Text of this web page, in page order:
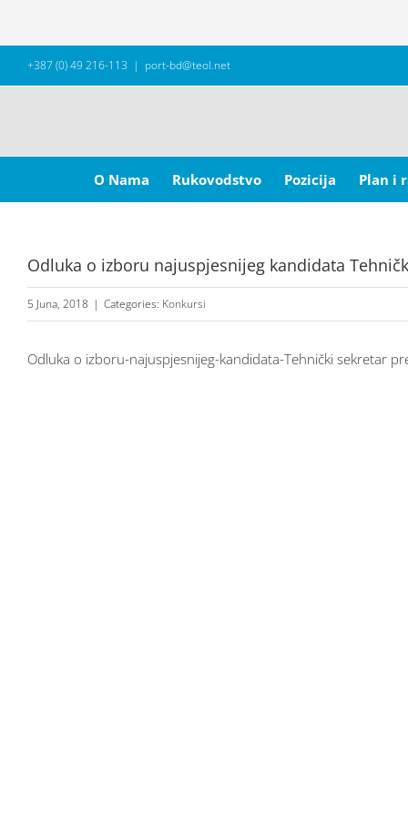
+387 (0) 49 216-113 | port-bd@teol.net
for:
O Nama
Rukovodstvo Pozicija Plan i
Odluka o izboru najuspjesnijeg kandidata
5 Juna, 2018 | Categories: Konkursi
Odluka o izboru-najuspjesnijeg-kandidata-Tehnički sekretar